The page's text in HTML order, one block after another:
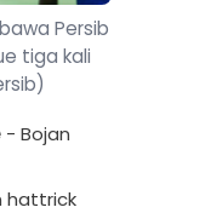
Persib
tiga kali
- Bojan
hattrick